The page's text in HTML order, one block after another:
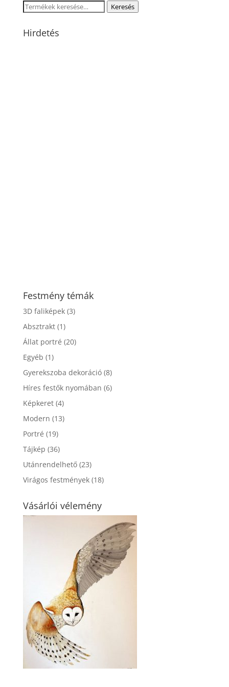
Keresés
következőre:
Keresés
Hirdetés
Festmény témák
3D faliképek (3)
Absztrakt (1)
Állat portré (20)
Egyéb (1)
Gyerekszoba dekoráció (8)
Híres festők nyomában (6)
Képkeret (4)
Modern (13)
Portré (19)
Tájkép (36)
Utánrendelhető (23)
Virágos festmények (18)
Vásárlói vélemény